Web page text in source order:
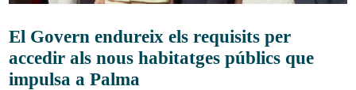
El Govern endureix els requisits per
accedir als nous habitatges públics que
impulsa a Palma